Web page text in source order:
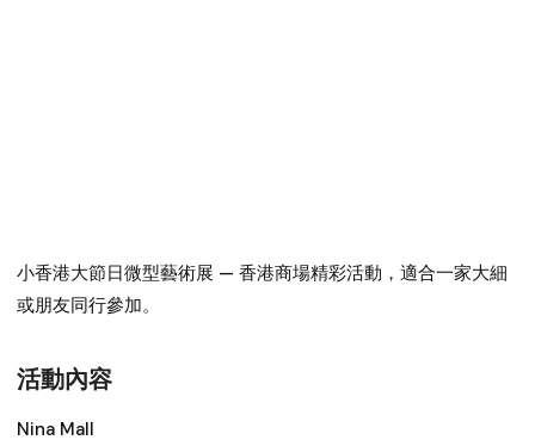
小香港大節日微型藝術展 — 香港商場精彩活動，適合一家大細
或朋友同行參加。
活動內容
Nina Mall